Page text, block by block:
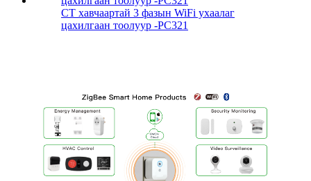
CT хавчаартай 3 фазын WiFi ухаалаг
цахилгаан тоолуур -PC321